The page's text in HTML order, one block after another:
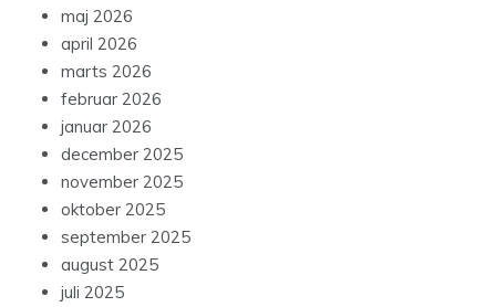
maj 2026
april 2026
marts 2026
februar 2026
januar 2026
december 2025
november 2025
oktober 2025
september 2025
august 2025
juli 2025